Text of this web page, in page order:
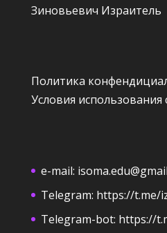
Зиновьевич Израитель
Политика
Условия использования
e-mail:
Telegram: https://t.me/
Telegram-bot: https://